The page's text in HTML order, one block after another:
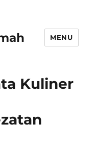
MENU
Kuliner